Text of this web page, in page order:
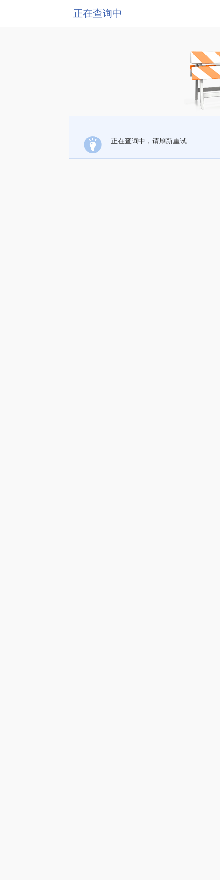
正在查询中
正在查询中，请刷新重试